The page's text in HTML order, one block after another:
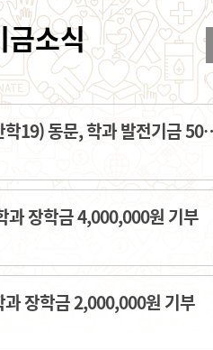
박준홍(페르시아어.이
과 장학금 4,000,000원 기부
장학금 2,000,000원 기부